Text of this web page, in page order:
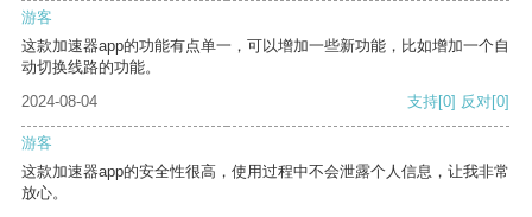
游客
这款加速器app的功能有点单一，可以增加一些新功能，比如增加一个自
动切换线路的功能。
2024-08-04
支持[0] 反对[0]
游客
这款加速器app的安全性很高，使用过程中不会泄露个人信息，让我非常
放心。